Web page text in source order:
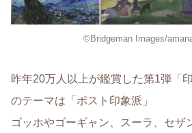
©Bridgeman Images/
昨年20万人以上が鑑賞した第1弾「
のテーマは「ポスト印象派」
ゴッホやゴーギャン、スーラ、セザ